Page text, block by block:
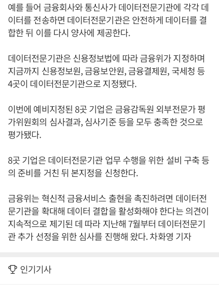
예를 들어 금융회사와 통신사가 데이터전문기관에 각각 데
이터를 전송하면 데이터전문기관은 안전하게 데이터를 결
합한 뒤 이를 다시 양사에 제공한다.
데이터전문기관은 신용정보법에 따라 금융위가 지정하며
지금까지 신용정보원, 금융보안원, 금융결제원, 국세청 등
4곳이 데이터전문기관으로 지정됐다.
이번에 예비지정된 8곳 기업은 금융감독원 외부전문가 평
가위원회의 심사결과, 심사기준 등을 모두 충족한 것으로
평가됐다.
8곳 기업은 데이터전문기관 업무 수행을 위한 설비 구축 등
의 준비를 거친 뒤 본지정을 신청한다.
금융위는 혁신적 금융서비스 출현을 촉진하려면 데이터전
문기관을 확대해 데이터 결합을 활성화해야 한다는 의견이
지속적으로 제기된 데 따라 지난해 7월부터 데이터전문기
관 추가 선정을 위한 심사를 진행해 왔다. 차화영 기자
인기기사